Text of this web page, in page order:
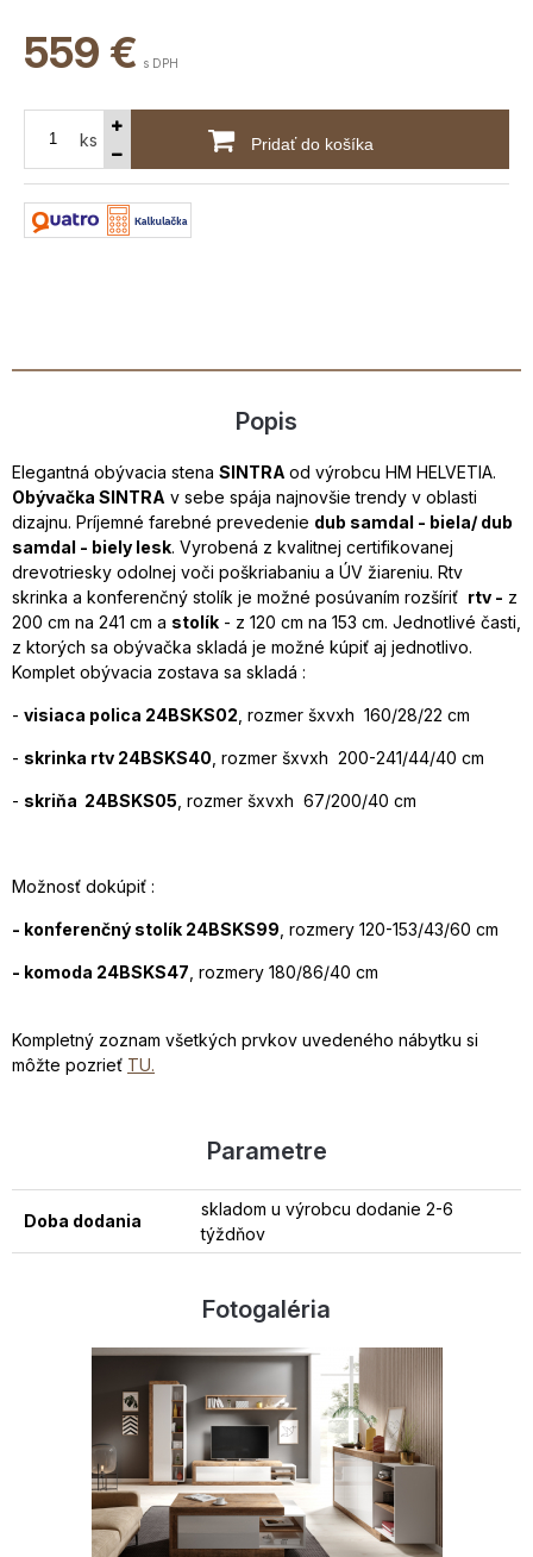
559 € s DPH
ks Pridať do košíka
Popis
Elegantná obývacia stena SINTRA od výrobcu HM HELVETIA.
Obývačka SINTRA v sebe spája najnovšie trendy v oblasti
dizajnu. Príjemné farebné prevedenie dub samdal - biela/ dub
samdal - biely lesk. Vyrobená z kvalitnej certifikovanej
drevotriesky odolnej voči poškriabaniu a ÚV žiareniu. Rtv
skrinka a konferenčný stolík je možné posúvaním rozšíriť rtv - z
200 cm na 241 cm a stolík - z 120 cm na 153 cm. Jednotlivé časti,
z ktorých sa obývačka skladá je možné kúpiť aj jednotlivo.
Komplet obývacia zostava sa skladá :
- visiaca polica 24BSKS02 , rozmer šxvxh 160/28/22 cm
- skrinka rtv 24BSKS40 , rozmer šxvxh 200-241/44/40 cm
- skriňa 24BSKS05 , rozmer šxvxh 67/200/40 cm
Možnosť dokúpiť :
- konferenčný stolík 24BSKS99 , rozmery 120-153/43/60 cm
- komoda 24BSKS47 , rozmery 180/86/40 cm
Kompletný zoznam všetkých prvkov uvedeného nábytku si
môžte pozrieť TU.
Parametre
Doba dodania
skladom u výrobcu dodanie 2-6
týždňov
Fotogaléria